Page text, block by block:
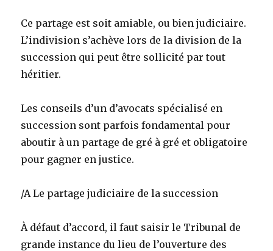
Ce partage est soit amiable, ou bien judiciaire.
L’indivision s’achève lors de la division de la
succession qui peut être sollicité par tout
héritier.
Les conseils d’un d’avocats spécialisé en
succession sont parfois fondamental pour
aboutir à un partage de gré à gré et obligatoire
pour gagner en justice.
/A Le partage judiciaire de la succession
À défaut d’accord, il faut saisir le Tribunal de
grande instance du lieu de l’ouverture des